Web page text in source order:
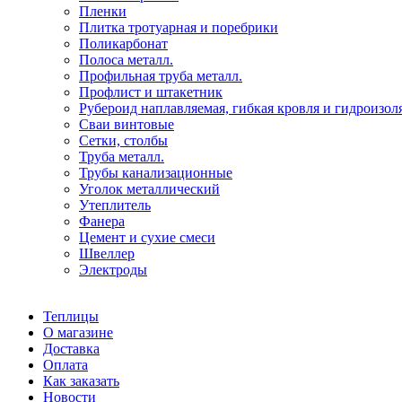
Пленки
Плитка тротуарная и поребрики
Поликарбонат
Полоса металл.
Профильная труба металл.
Профлист и штакетник
Рубероид наплавляемая, гибкая кровля и
Сваи винтовые
Сетки, столбы
Труба металл.
Трубы канализационные
Уголок металлический
Утеплитель
Фанера
Цемент и сухие смеси
Швеллер
Электроды
Теплицы
О магазине
Доставка
Оплата
Как заказать
Новости